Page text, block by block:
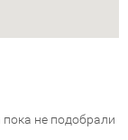
пока не подобрали